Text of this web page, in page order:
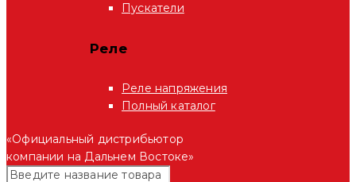
Пускатели
Реле
Реле напряжения
Полный каталог
«Официальный дистрибьютор
компании на Дальнем Востоке»